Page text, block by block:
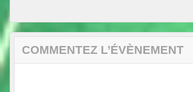
COMMENTEZ L’ÉVÈNEMENT